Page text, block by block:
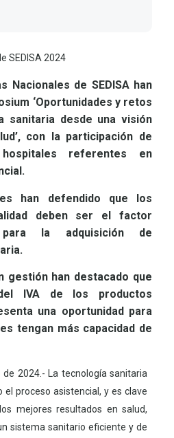
SEDISA 2024
Nacionales de SEDISA han
‘Oportunidades y retos
sanitaria desde una visión
con la participación de
referentes en
han defendido que los
deben ser el factor
para la adquisición de
gestión han destacado que
IVA de los productos
una oportunidad para
tengan más capacidad de
2024.- La tecnología sanitaria
proceso asistencial, y es clave
mejores resultados en salud,
sistema sanitario eficiente y de